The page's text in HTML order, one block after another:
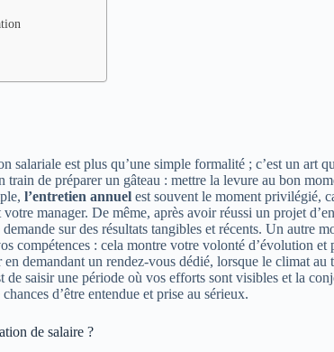
est plus qu’une simple formalité ; c’est un art
de préparer un gâteau : mettre la levure au bon
l’entretien annuel est souvent le moment privilégié,
manager. De même, après avoir réussi un projet
sur des résultats tangibles et récents. Un autre
compétences : cela montre votre volonté d’évolution et
demandant un rendez-vous dédié, lorsque le climat au
de saisir une période où vos efforts sont visibles et la
d’être entendue et prise au sérieux.
de salaire ?